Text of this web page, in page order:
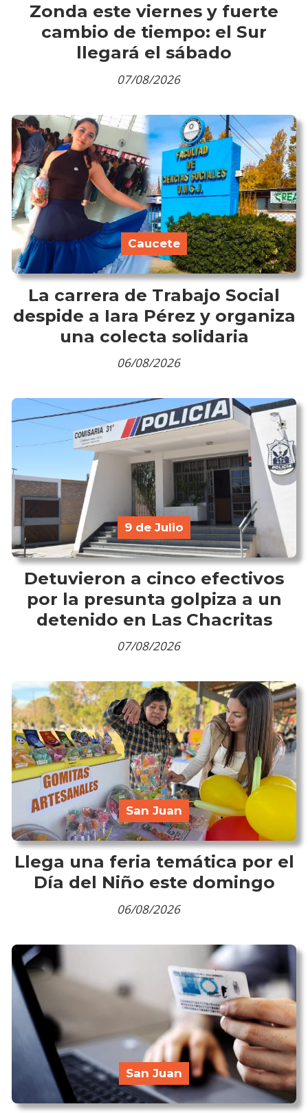
Zonda este viernes y fuerte
cambio de tiempo: el Sur
llegará el sábado
07/08/2026
La carrera de Trabajo Social
despide a Iara Pérez y organiza
una colecta solidaria
Caucete
06/08/2026
Detuvieron a cinco efectivos
por la presunta golpiza a un
detenido en Las Chacritas
9 de Julio
07/08/2026
Llega una feria temática por el
Día del Niño este domingo
San Juan
06/08/2026
San Juan